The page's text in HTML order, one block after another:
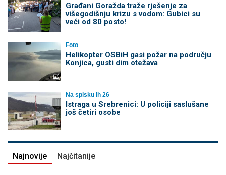
Građani Goražda traže rješenje za
višegodišnju krizu s vodom: Gubici su
veći od 80 posto!
Foto
Helikopter OSBiH gasi požar na području
Konjica, gusti dim otežava
Na spisku ih 26
Istraga u Srebrenici: U policiji saslušane
još četiri osobe
Najnovije Najčitanije